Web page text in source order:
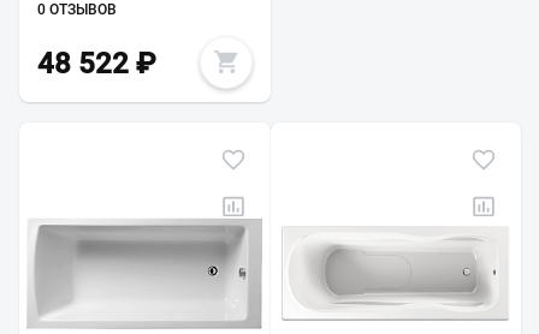
0 ОТЗЫВОВ
48 522 ₽